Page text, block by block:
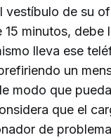
vestíbulo de su
minutos,
lleva ese
un
modo que
que el
de